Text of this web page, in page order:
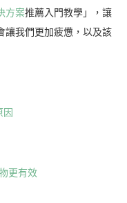
方案推薦入門教學」，讓
讓我們更加疲憊，以及該
更有效